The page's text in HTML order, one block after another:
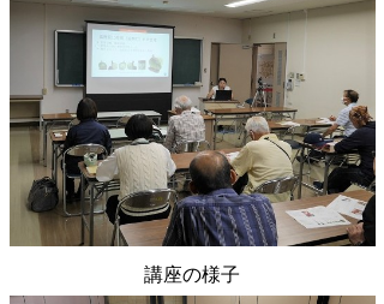
講座の様子